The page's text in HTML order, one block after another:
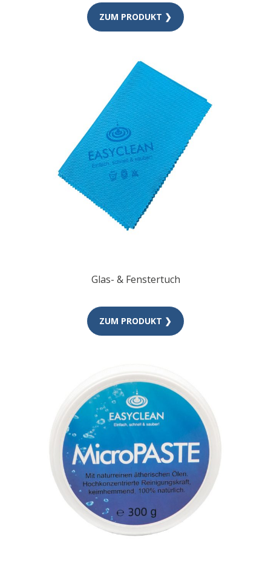
ZUM PRODUKT ❯
Glas- & Fenstertuch
ZUM PRODUKT ❯